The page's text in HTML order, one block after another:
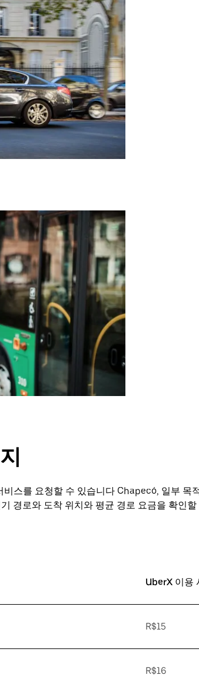
스를 요청할 수 있습니다 Chapecó, 일부 목
경로와 도착 위치와 평균 경로 요금을 확인할
UberX 이용
R$15
R$16